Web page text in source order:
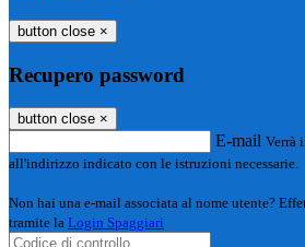
button close ×
Recupero password
button close ×
E-mail Verrà
all'indirizzo indicato con le istruzioni necessarie.
Non hai una e-mail associata al nome utente?
tramite la Login Spaggiari